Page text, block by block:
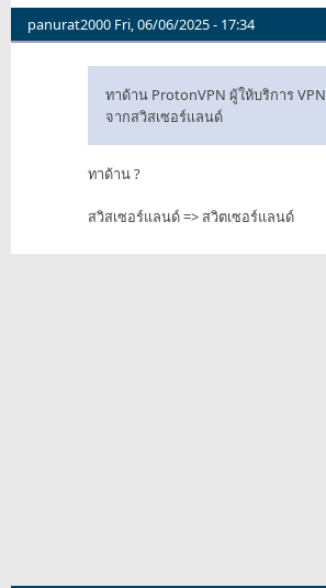
panurat2000 Fri, 06/06/2025 - 17:34
ทาด้าน ProtonVPN ผู้ให้บริการ VPN
จากสวิสเซอร์แลนด์
ทาด้าน ?
สวิสเซอร์แลนด์ => สวิตเซอร์แลนด์